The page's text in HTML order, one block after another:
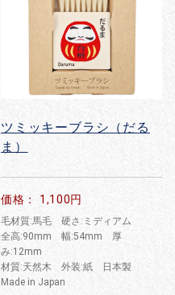
ツミッキーブラシ（だる
ま）
価格： 1,100円
毛材質:馬毛 硬さ:ミディアム
全高:90mm 幅:54mm 厚
み:12mm
材質:天然木 外装:紙 日本製
Made in Japan